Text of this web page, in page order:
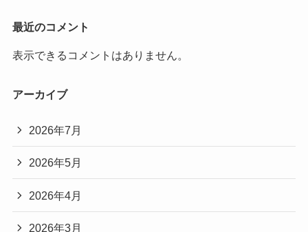
最近のコメント
表示できるコメントはありません。
アーカイブ
2026年7月
2026年5月
2026年4月
2026年3月